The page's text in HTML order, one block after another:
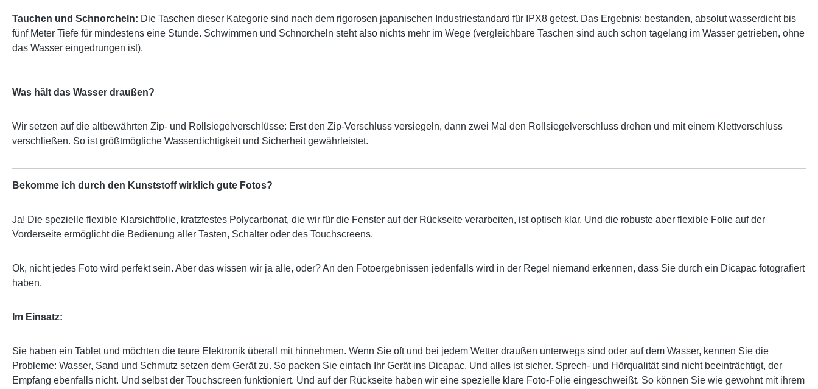
Tauchen und Schnorcheln: Die Taschen dieser Kategorie sind nach dem rigorosen japanischen Industriestandard für IPX8 getest. Das Ergebnis: bestanden, absolut wasserdicht bis
fünf Meter Tiefe für mindestens eine Stunde. Schwimmen und Schnorcheln steht also nichts mehr im Wege (vergleichbare Taschen sind auch schon tagelang im Wasser getrieben, ohne
das Wasser eingedrungen ist).
Was hält das Wasser draußen?
Wir setzen auf die altbewährten Zip- und Rollsiegelverschlüsse: Erst den Zip-Verschluss versiegeln, dann zwei Mal den Rollsiegelverschluss drehen und mit einem Klettverschluss
verschließen. So ist größtmögliche Wasserdichtigkeit und Sicherheit gewährleistet.
Bekomme ich durch den Kunststoff wirklich gute Fotos?
Ja! Die spezielle flexible Klarsichtfolie, kratzfestes Polycarbonat, die wir für die Fenster auf der Rückseite verarbeiten, ist optisch klar. Und die robuste aber flexible Folie auf der
Vorderseite ermöglicht die Bedienung aller Tasten, Schalter oder des Touchscreens.
Ok, nicht jedes Foto wird perfekt sein. Aber das wissen wir ja alle, oder? An den Fotoergebnissen jedenfalls wird in der Regel niemand erkennen, dass Sie durch ein Dicapac fotografiert
haben.
Im Einsatz:
Sie haben ein Tablet und möchten die teure Elektronik überall mit hinnehmen. Wenn Sie oft und bei jedem Wetter draußen unterwegs sind oder auf dem Wasser, kennen Sie die
Probleme: Wasser, Sand und Schmutz setzen dem Gerät zu. So packen Sie einfach Ihr Gerät ins Dicapac. Und alles ist sicher. Sprech- und Hörqualität sind nicht beeinträchtigt, der
Empfang ebenfalls nicht. Und selbst der Touchscreen funktioniert. Und auf der Rückseite haben wir eine spezielle klare Foto-Folie eingeschweißt. So können Sie wie gewohnt mit ihrem